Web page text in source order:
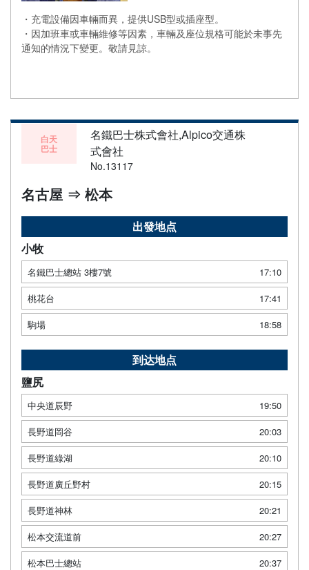
・充電設備因車輛而異，提供USB型或插座型。
・因加班車或車輛維修等因素，車輛及座位規格可能於未事先
通知的情況下變更。敬請見諒。
白天
巴士
名鐵巴士株式會社,Alpico交通株
式會社
No.13117
名古屋 ⇒ 松本
出發地点
小牧
名鐵巴士總站 3樓7號
17:10
桃花台
17:41
駒場
18:58
到达地点
鹽尻
中央道辰野
19:50
長野道岡谷
20:03
長野道綠湖
20:10
長野道廣丘野村
20:15
長野道神林
20:21
松本交流道前
20:27
松本巴士總站
20:37